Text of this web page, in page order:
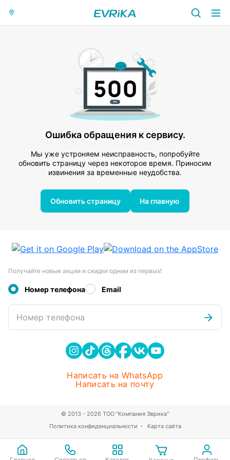
Ошибка обращения к сервису.
Мы уже устроняем неисправность, попробуйте
обновить страницу через некоторое время. Приносим
извинения за временные неудобства.
Обновить страницу На главную
Получайте новые акции и скидки одним из первых!
Номер телефона Email
Номер телефона
Написать на WhatsApp
Написать на почту
Политика конфиденциальности Карта сайта
© 2013 - 2026 ТОО "Компания Эврика"